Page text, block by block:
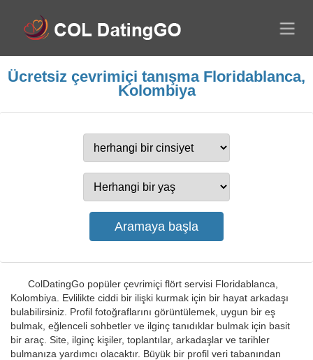
Ücretsiz çevrimiçi tanışma Floridablanca,
Kolombiya
ColDatingGo popüler çevrimiçi flört servisi Floridablanca,
Kolombiya. Evlilikte ciddi bir ilişki kurmak için bir hayat arkadaşı
bulabilirsiniz. Profil fotoğraflarını görüntülemek, uygun bir eş
bulmak, eğlenceli sohbetler ve ilginç tanıdıklar bulmak için basit
bir araç. Site, ilginç kişiler, toplantılar, arkadaşlar ve tarihler
bulmanıza yardımcı olacaktır. Büyük bir profil veri tabanından